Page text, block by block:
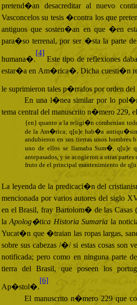
pretend�an desacreditar al nuevo
Vasconcelos su tesis �contra los que
antiguos que sosten�an en que �en
para�so terrenal, por ser �sta la parte
humana�.
[4]
Este tipo de reflexiones
estar�a en Am�rica�. Dicha cuesti�n
le suprimieron tales p�rrafos por orden del
En una l�nea similar por lo
tema central del manuscrito n�mero 229,
{en} quanto a la religi�n combenian
de la Am�rica; q[u]e hab�a
andubieron en sus tierras unos hombres
uno de ellos se llamaba Sum�, q[u]e
antepasados, y se acogieron a otras
fruto de el principal mantenimiento de
La leyenda de la predicaci�n del
mencionada por varios autores del siglo
en el Brasil, fray Bartolom� de las
laApolog�tica Historia Sumaria la
Yucat�n que �traian las ropas largas,
sobre sus cabezas /�/ si estas cosas son
notificada; pero como en ninguna parte
tierra del Brasil, que poseen los
Ap�stol�.
[6]
El manuscrito n�mero 229 que